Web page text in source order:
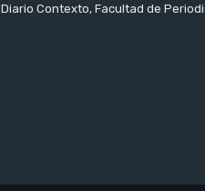
Diario Contexto, Facultad de